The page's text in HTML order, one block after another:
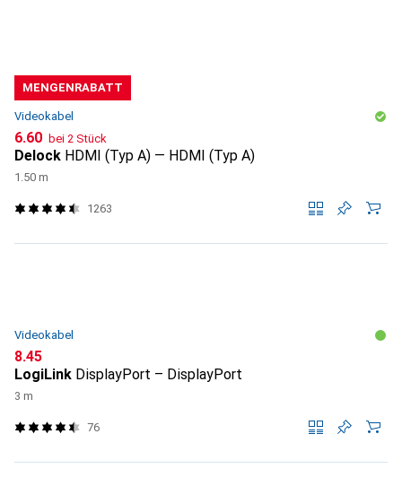
MENGENRABATT
Videokabel
CHF
6.60 bei 2 Stück
Delock HDMI (Typ A) — HDMI (Typ A)
1.50 m
1263
Videokabel
CHF
8.45
LogiLink DisplayPort – DisplayPort
3 m
76